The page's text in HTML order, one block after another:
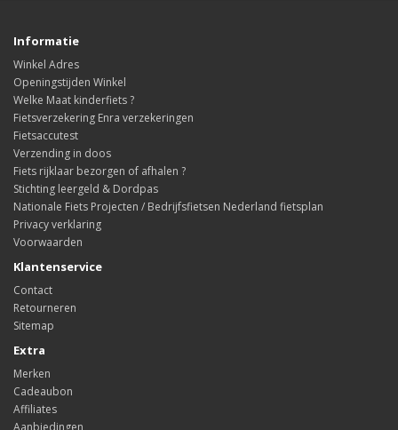
Informatie
Winkel Adres
Openingstijden Winkel
Welke Maat kinderfiets ?
Fietsverzekering Enra verzekeringen
Fietsaccutest
Verzending in doos
Fiets rijklaar bezorgen of afhalen ?
Stichting leergeld & Dordpas
Nationale Fiets Projecten / Bedrijfsfietsen Nederland fietsplan
Privacy verklaring
Voorwaarden
Klantenservice
Contact
Retourneren
Sitemap
Extra
Merken
Cadeaubon
Affiliates